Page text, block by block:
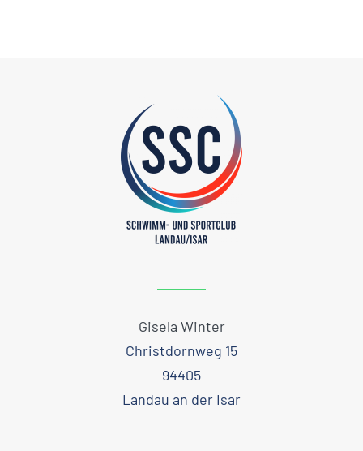
Gisela Winter
Christdornweg 15
94405
Landau an der Isar